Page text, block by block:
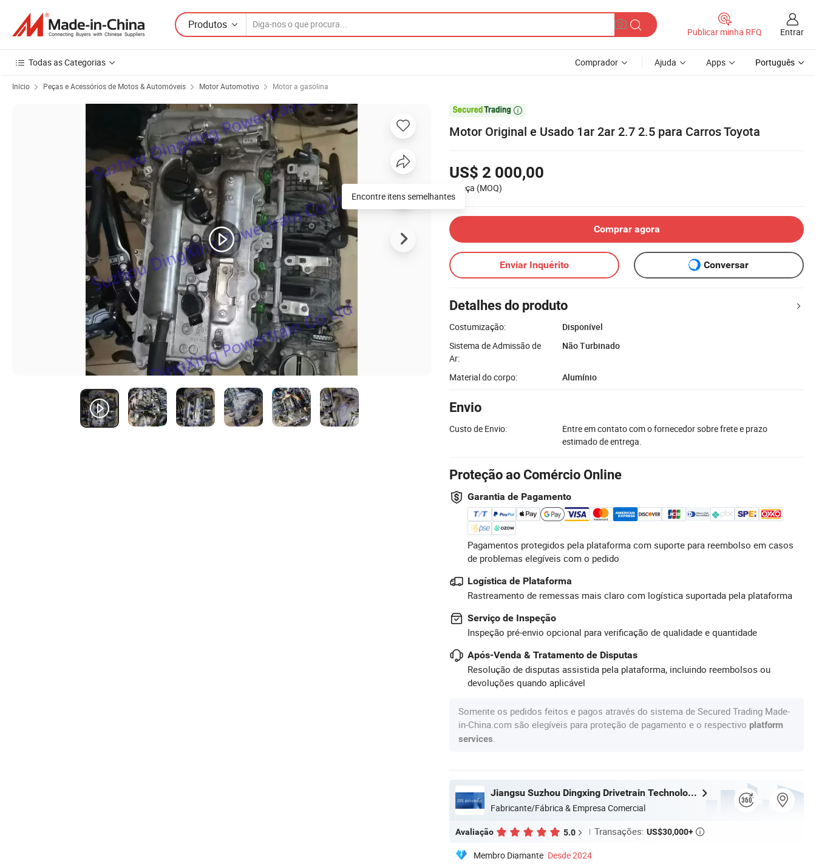
Produtos
Publicar minha RFQ Entrar
Todas as Categorias Comprador Ajuda Apps Português
Início Peças e Acessórios de Motos & Automóveis Motor Automotivo Motor a gasolina

Motor Original e Usado 1ar 2ar 2.7 2.5 para Carros Toyota
US$ 2 000,00
1 Peça (MOQ)
Comprar agora
Enviar Inquérito Conversar
Detalhes do produto
Costumização:
Disponível
Sistema de Admissão de
Ar:
Não Turbinado
Material do corpo: Alumínio
Envio
Custo de Envio:
Entre em contato com o fornecedor sobre frete e prazo
estimado de entrega.
Proteção ao Comércio Online
Garantia de Pagamento
Pagamentos protegidos pela plataforma com suporte para reembolso em casos
de problemas elegíveis com o pedido
Logística de Plataforma
Rastreamento de remessas mais claro com logística suportada pela plataforma
Serviço de Inspeção
Inspeção pré-envio opcional para verificação de qualidade e quantidade
Após-Venda & Tratamento de Disputas
Resolução de disputas assistida pela plataforma, incluindo reembolsos ou
devoluções quando aplicável
Somente os pedidos feitos e pagos através do sistema de Secured Trading Made-
in-China.com são elegíveis para proteção de pagamento e o respectivo platform
services
Jiangsu Suzhou Dingxing Drivetrain Technology Co., Ltd.
Fabricante/Fábrica & Empresa Comercial
Avaliação 5.0 Transações: US$30,000+ 
Membro Diamante Desde 2024
Encontre itens semelhantes